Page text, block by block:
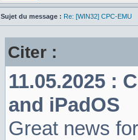
Sujet du message : Re: [WIN32] CPC-EMU
Citer :
11.05.2025 :
and iPadOS
Great news